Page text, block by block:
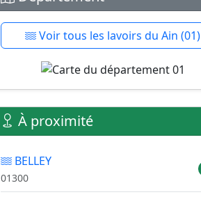
Voir tous les lavoirs du Ain (01)
À proximité
BELLEY
01300